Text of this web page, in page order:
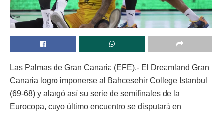
Las Palmas de Gran Canaria (EFE).- El Dreamland Gran
Canaria logró imponerse al Bahcesehir College Istanbul
(69-68) y alargó así su serie de semifinales de la
Eurocopa, cuyo último encuentro se disputará en